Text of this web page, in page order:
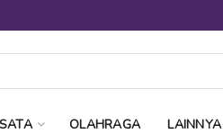
OLAHRAGA LAINNYA